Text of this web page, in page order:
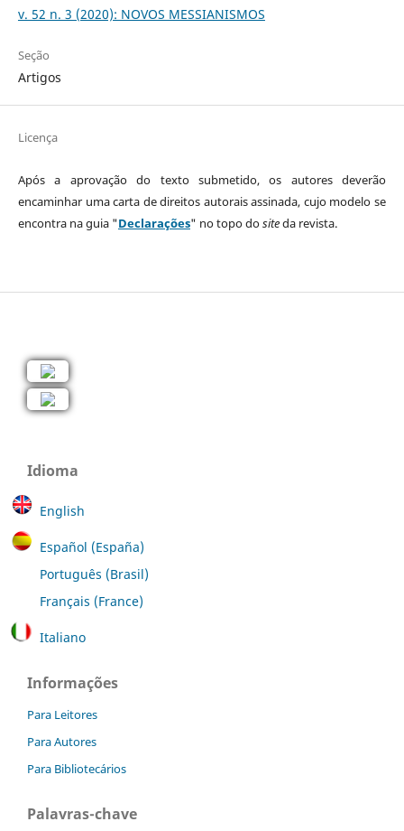
v. 52 n. 3 (2020): NOVOS MESSIANISMOS
Seção
Artigos
Licença
Após a aprovação do texto submetido, os autores deverão
encaminhar uma carta de direitos autorais assinada, cujo modelo se
encontra na guia "Declarações" no topo dositeda revista.
Idioma
English
Español (España)
Português (Brasil)
Français (France)
Italiano
Informações
Para Leitores
Para Autores
Para Bibliotecários
Palavras-chave